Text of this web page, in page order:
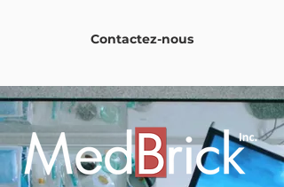
Contactez-nous